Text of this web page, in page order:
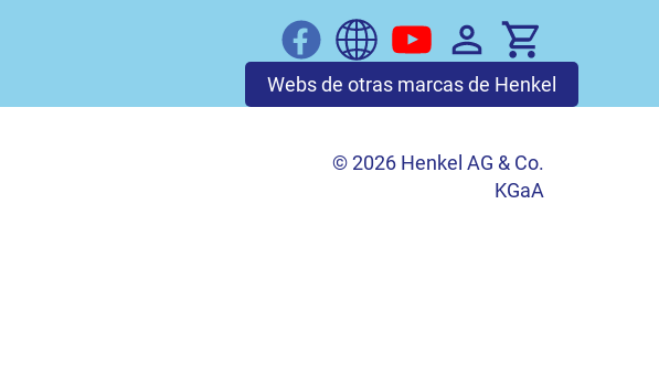
Webs de otras marcas de Henkel
© 2026 Henkel AG & Co.
KGaA